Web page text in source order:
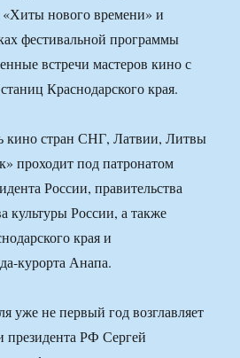
нового времени» и
фестивальной программы
встречи мастеров кино с
Краснодарского края.
кино стран СНГ, Латвии, Литвы
проходит под патронатом
России, правительства
культуры России, а также
края и
курорта Анапа.
уже не первый год возглавляет
президента РФ Сергей